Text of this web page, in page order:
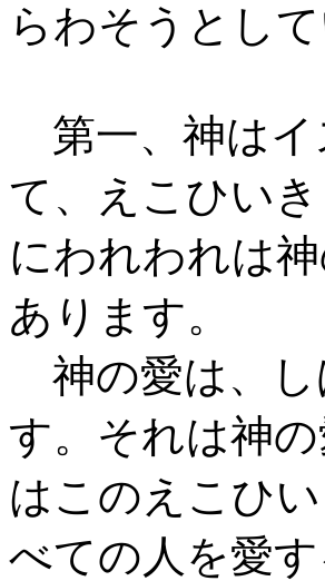
らわそうとし
第一、神はイ
て、えこひい
にわれわれは
あります。
神の愛は、し
す。それは神
はこのえこひ
べての人を愛